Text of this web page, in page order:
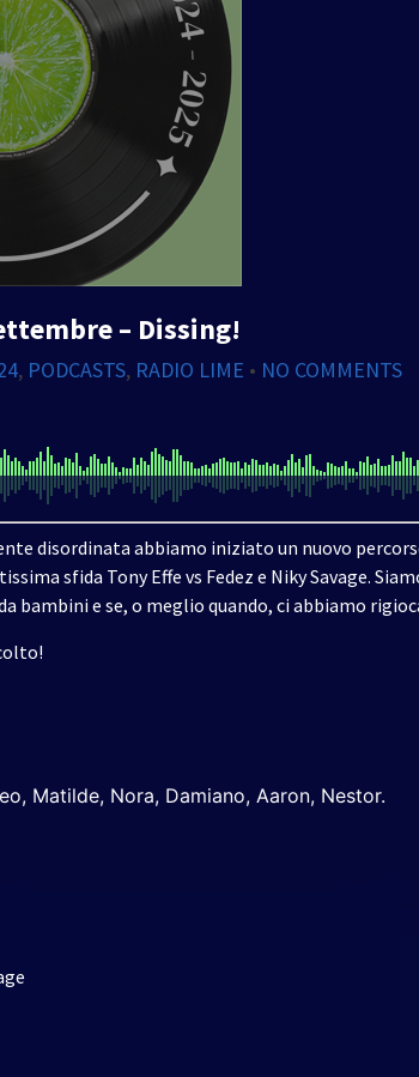
– Dissing!
, PODCASTS, RADIO LIME • NO COMMENTS
disordinata abbiamo iniziato un nuovo
sfida Tony Effe vs Fedez e Niky Savage.
bambini e se, o meglio quando, ci abbiamo
Matilde, Nora, Damiano, Aaron, Nestor.